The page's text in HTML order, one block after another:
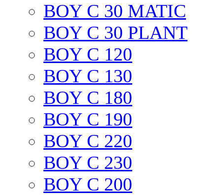
BOY C 30 MATIC
BOY C 30 PLANT
BOY C 120
BOY C 130
BOY C 180
BOY C 190
BOY C 220
BOY C 230
BOY C 200